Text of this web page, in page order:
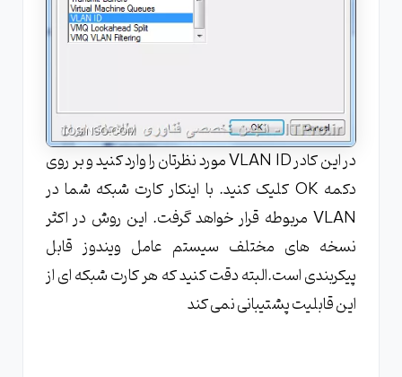
در این کادر VLAN ID مورد نظرتان را وارد کنید و بر روی
دکمه OK کلیک کنید. با اینکار کارت شبکه شما در
VLAN مربوطه قرار خواهد گرفت. این روش در اکثر
نسخه های مختلف سیستم عامل ویندوز قابل
پیکربندی است.البته دقت کنید که هر کارت شبکه ای از
این قابلیت پشتیبانی نمی کند